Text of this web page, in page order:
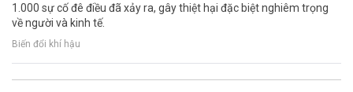
1.000 sự cố đê điều đã xảy ra, gây thiệt hại đặc biệt nghiêm trọng
về người và kinh tế.
Biến đổi khí hậu